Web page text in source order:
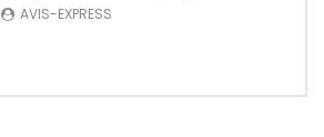
AVIS-EXPRESS